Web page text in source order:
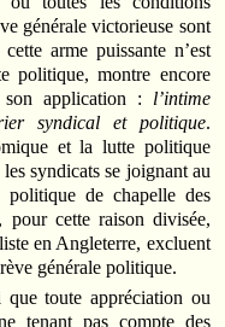
générale victorieuse sont
arme puissante n’est
politique, montre encore
application : l’intime
syndical et politique.
et la lutte politique
syndicats se joignant au
de chapelle des
pour cette raison divisée,
en Angleterre, excluent
générale politique.
toute appréciation ou
tenant pas compte des